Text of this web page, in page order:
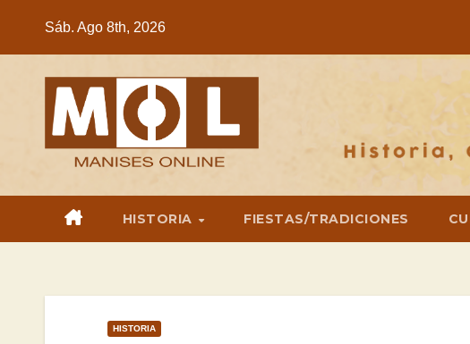
Sáb. Ago 8th, 2026
HISTORIA FIESTAS/TRADICIONES
HISTORIA